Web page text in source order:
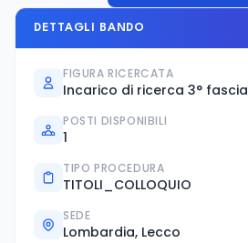
DETTAGLI BANDO
FIGURA RICERCATA
Incarico di ricerca 3° fascia
POSTI DISPONIBILI
1
TIPO PROCEDURA
TITOLI_COLLOQUIO
SEDE
Lombardia, Lecco